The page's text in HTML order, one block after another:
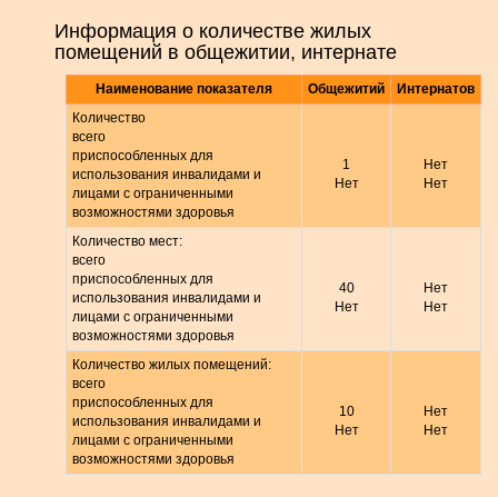
Информация о количестве жилых
помещений в общежитии, интернате
Наименование показателя Общежитий
Интернатов
Количество
всего
приспособленных для
использования инвалидами и
лицами с ограниченными
возможностями здоровья
1
Нет
Нет
Нет
Количество мест:
всего
приспособленных для
использования инвалидами и
лицами с ограниченными
возможностями здоровья
40
Нет
Нет
Нет
Количество жилых помещений:
всего
приспособленных для
использования инвалидами и
лицами с ограниченными
возможностями здоровья
10
Нет
Нет
Нет